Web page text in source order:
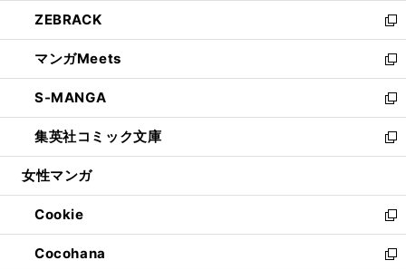
く
で
開
く
ド
ウ
で
開
く
ウ
ィ
ン
ド
ウ
で
開
く
し
い
ウ
ィ
ン
ド
ウ
で
開
ZEBRACK
新
し
い
ウ
ィ
ン
ド
ウ
開
く
マンガMeets
新
し
い
ウ
ィ
ン
ウ
で
開
く
S-MANGA
新
し
い
ウ
ン
ド
ウ
で
集英社コミック文庫
新
し
ウ
ィ
ン
ド
女性マンガ
Cookie
新
し
い
Cocohana
新